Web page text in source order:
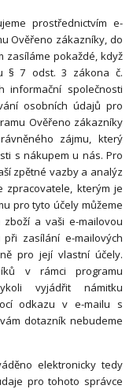
prostřednictvím e-
Ověřeno zákazníky, do
zasíláme pokaždé, když
§ 7 odst. 3 zákona č.
informační společnosti
osobních údajů pro
Ověřeno zákazníky
zájmu, který
s nákupem u nás. Pro
zpětné vazby a analýz
zpracovatele, kterým je
pro tyto účely můžeme
a vaši e-mailovou
zasílání e-mailových
pro její vlastní účely.
v rámci programu
vyjádřit námitku
odkazu v e-mailu s
dotazník nebudeme
elektronicky tedy
pro tohoto správce